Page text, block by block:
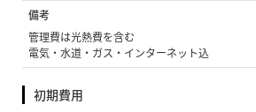
備考
管理費は光熱費を含む
電気・水道・ガス・インターネット込
初期費用